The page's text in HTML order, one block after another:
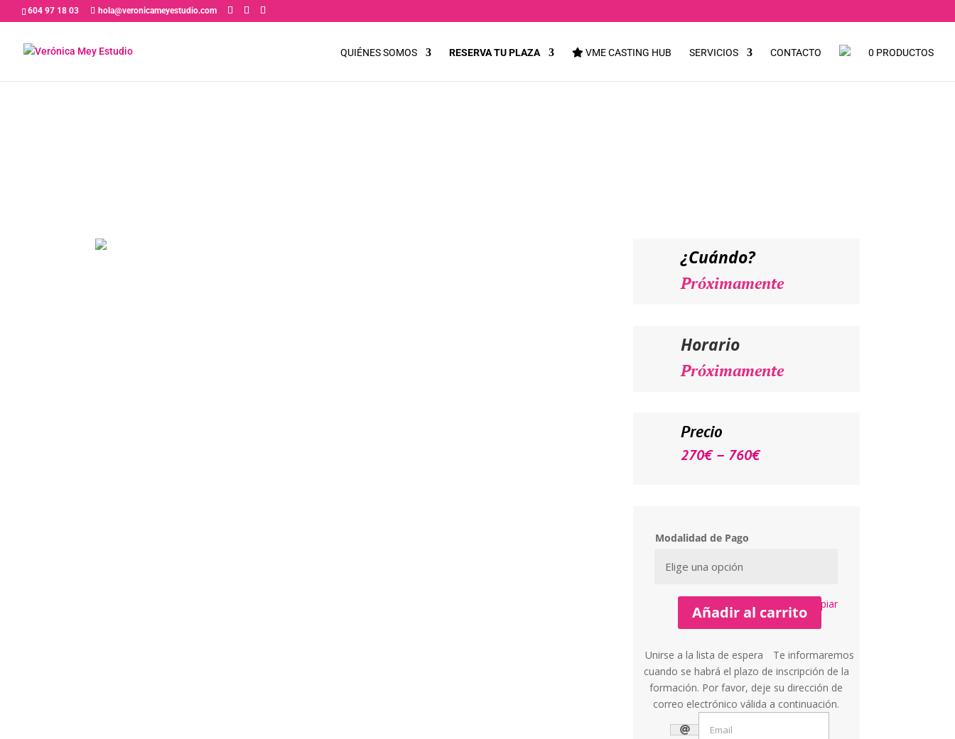
604 97 18 03 hola@veronicameyestudio.com
QUIÉNES SOMOS RESERVA TU PLAZA VME CASTING HUB SERVICIOS CONTACTO 0 PRODUCTOS
¿Cuándo?
Próximamente
Horario
Próximamente
Precio
270€– 760€
Modalidad de Pago
Limpiar
Añadir al carrito
Unirse a la lista de espera
Te informaremos
cuando se habrá el plazo de inscripción de la
formación. Por favor, deje su dirección de
correo electrónico válida a continuación.